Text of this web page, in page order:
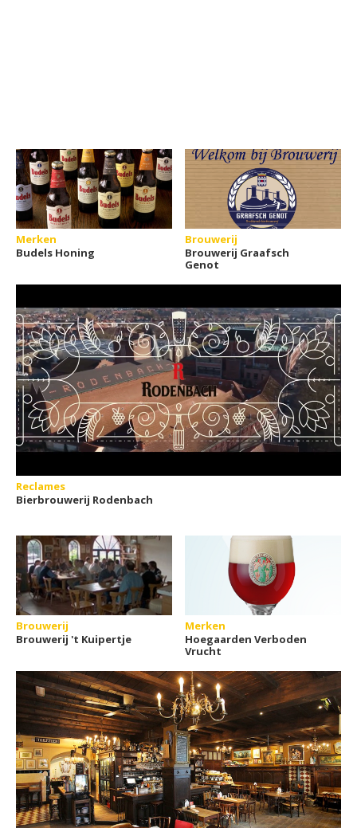
Merken
Budels Honing
Brouwerij
Brouwerij Graafsch
Genot
Reclames
Bierbrouwerij Rodenbach
Brouwerij
Brouwerij 't Kuipertje
Merken
Hoegaarden Verboden
Vrucht